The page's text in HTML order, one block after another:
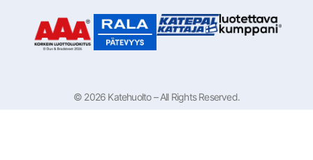
© 2026 Katehuolto – All Rights Reserved.